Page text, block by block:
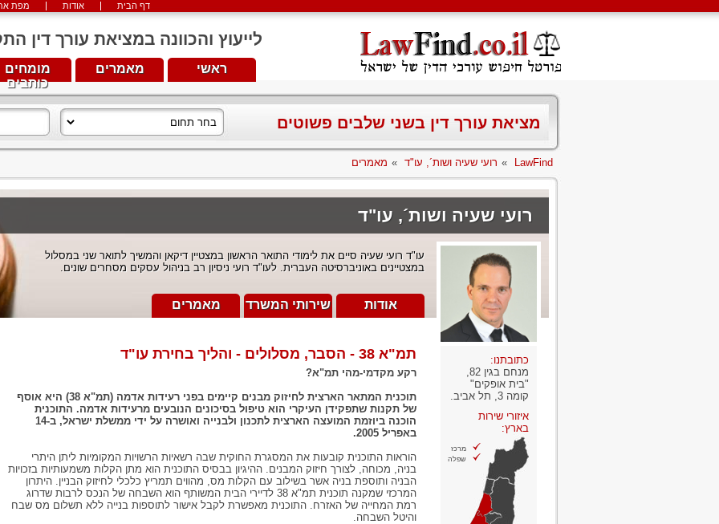
מפת אודות דף הבית
לייעוץ והכוונה במציאת עורך דין התקשרו
מומחים
כותבים
מאמרים ראשי
מציאת עורך דין בשני שלבים פשוטים
LawFind
» רועי שעיה ושות´, עו"ד » מאמרים
רועי שעיה ושות´, עו"ד
עו"ד רועי שעיה סיים את לימודי התואר הראשון במצטיין דיקאן והמשיך לתואר שני במסלול
במצטיינים באוניברסיטה העברית. לעו"ד רועי ניסיון רב בניהול עסקים מסחרים שונים.
אודות שירותי המשרד מאמרים
כתובתנו:
מנחם בגין 82,
"בית אופקים"
קומה 3, תל אביב.
איזורי שירות
בארץ:
מרכז
שפלה
תמ"א 38 - הסבר, מסלולים - והליך בחירת עו"ד
רקע מקדמי-מהי תמ"א?
תוכנית המתאר הארצית לחיזוק מבנים קיימים בפני רעידות אדמה (תמ"א 38) היא אוסף
של תקנות שתפקידן העיקרי הוא טיפול בסיכונים הנובעים מרעידות אדמה. התוכנית
הוכנה ביוזמת המועצה הארצית לתכנון ולבנייה ואושרה על ידי ממשלת ישראל, ב-14
באפריל 2005.
הוראות התוכנית קובעות את המסגרת החוקית שבה רשאיות הרשויות המקומיות ליתן היתרי
בניה, מכוחה, לצורך חיזוק המבנים. ההיגיון בבסיס התוכנית הוא מתן הקלות משמעותיות בזכויות
הבניה ותוספת בניה אשר בשילוב עם הקלות מס, מהווים תמריץ כלכלי לחיזוק הבניין. היתרון
המרכזי שמקנה תוכנית תמ"א 38 לדיירי הבית המשותף הוא השבחה של הנכס לרבות שדרוג
רמת המחייה של האזרח. התוכנית מאפשרת לקבל אישור לתוספות בנייה ללא תשלום מס שבח
והיטל השבחה.